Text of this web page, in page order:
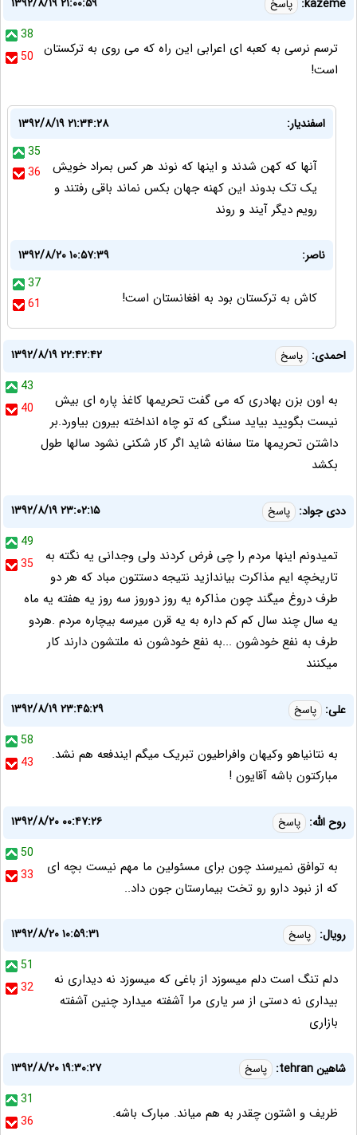
kazeme: پاسخ
38
50
ترسم نرسی به کعبه ای اعرابی این راه که می روی به ترکستان
است!
اسفندیار:
۱۳۹۲/۸/۱۹ ۲۱:۳۴:۲۸
35
36
آنها که کهن شدند و اینها که نوند هر کس بمراد خویش
یک تک بدوند این کهنه جهان بکس نماند باقی رفتند و
رویم دیگر آیند و روند
ناصر:
۱۳۹۲/۸/۲۰ ۱۰:۵۷:۳۹
37
61
کاش به ترکستان بود به افغانستان است!
احمدی: پاسخ
۱۳۹۲/۸/۱۹ ۲۲:۴۲:۴۲
43
40
به اون بزن بهادری که می گفت تحریمها کاغذ پاره ای بیش
نیست بگویید بیاید سنگی که تو چاه انداخته بیرون بیاورد.بر
داشتن تحریمها متا سفانه شاید اگر کار شکنی نشود سالها طول
بکشد
ددی جواد: پاسخ
۱۳۹۲/۸/۱۹ ۲۳:۰۲:۱۵
49
35
تمیدونم اینها مردم را چی فرض کردند ولی وجدانی یه نگته به
تاریخچه ایم مذاکرت بیاندازید نتیجه دستتون مباد که هر دو
طرف دروغ میگند چون مذاکره یه روز دوروز سه روز یه هفته یه ماه
یه سال چند سال کم کم داره به یه قرن میرسه بیچاره مردم .هردو
طرف به نفع خودشون ...به نفع خودشون نه ملتشون دارند کار
میکنند
علی: پاسخ
۱۳۹۲/۸/۱۹ ۲۳:۴۵:۲۹
58
43
به نتانیاهو وکیهان وافراطیون تبریک میگم ایندفعه هم نشد.
مبارکتون باشه آقایون !
روح الله: پاسخ
۱۳۹۲/۸/۲۰ ۰۰:۴۷:۲۶
50
33
به توافق نمیرسند چون برای مسئولین ما مهم نیست بچه ای
که از نبود دارو رو تخت بیمارستان جون داد..
رویال: پاسخ
۱۳۹۲/۸/۲۰ ۱۰:۵۹:۳۱
51
32
دلم تنگ است دلم میسوزد از باغی که میسوزد نه دیداری نه
بیداری نه دستی از سر یاری مرا آشفته میدارد چنین آشفته
بازاری
شاهین tehran: پاسخ
۱۳۹۲/۸/۲۰ ۱۹:۳۰:۲۷
31
36
ظریف و اشتون چقدر به هم میاند. مبارک باشه.